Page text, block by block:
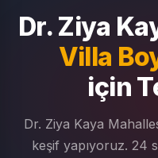
Dr. Ziya
Villa
için
Dr. Ziya Kaya
keşif yapıyoruz. 24